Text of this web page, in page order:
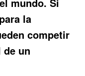
mundo. Si
la
competir
un